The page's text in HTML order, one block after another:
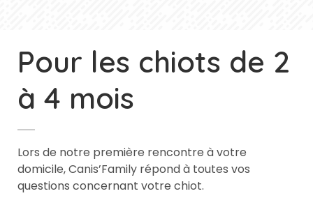
Pour les chiots de 2
à 4 mois
Lors de notre première rencontre à votre
domicile, Canis’Family répond à toutes vos
questions concernant votre chiot.